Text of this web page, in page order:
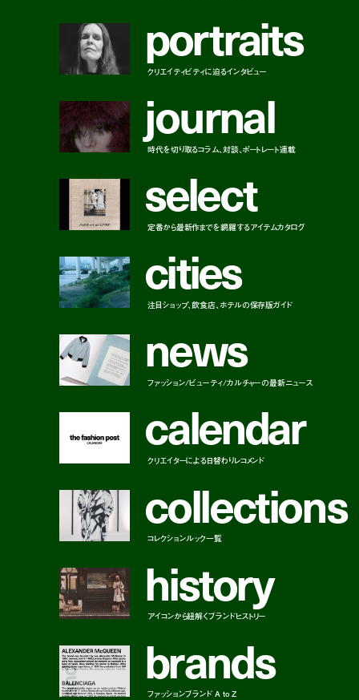
portraits
クリエイティビティに迫るインタビュー
journal
時代を切り取るコラム、対談、ポートレート連載
select
定番から最新作までを網羅するアイテムカタログ
cities
注目ショップ、飲食店、ホテルの保存版ガイド
news
ファッション/ビューティ/カルチャーの最新ニュース
calendar
クリエイターによる日替わりレコメンド
collections
コレクションルック一覧
history
アイコンから紐解くブランドヒストリー
brands
ファッションブランド A to Z